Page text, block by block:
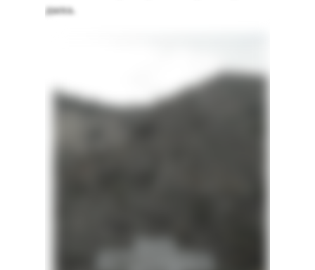
ды­ха.